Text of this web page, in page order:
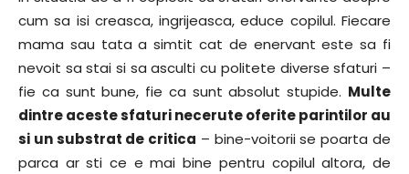
cum sa isi creasca, ingrijeasca, educe copilul. Fiecare
mama sau tata a simtit cat de enervant este sa fi
nevoit sa stai si sa asculti cu politete diverse sfaturi –
fie ca sunt bune, fie ca sunt absolut stupide. Multe
dintre aceste sfaturi necerute oferite parintilor au
si un substrat de critica – bine-voitorii se poarta de
parca ar sti ce e mai bine pentru copilul altora, de